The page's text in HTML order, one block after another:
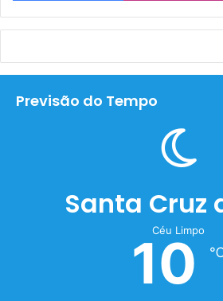
Previsão do Tempo
Santa Cruz
Céu Limpo
10